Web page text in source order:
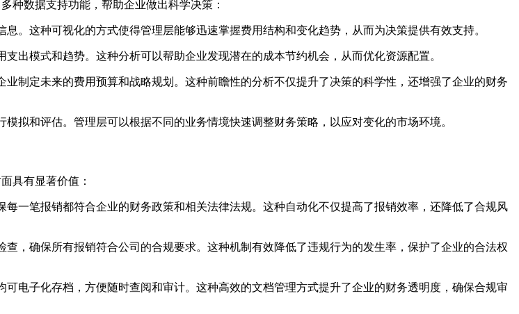
种数据支持功能，帮助企业做出科学决策：
。这种可视化的方式使得管理层能够迅速掌握费用结构和变化趋势，从而为决策提供有效支持。
出模式和趋势。这种分析可以帮助企业发现潜在的成本节约机会，从而优化资源配置。
制定未来的费用预算和战略规划。这种前瞻性的分析不仅提升了决策的科学性，还增强了企业的财务
拟和评估。管理层可以根据不同的业务情境快速调整财务策略，以应对变化的市场环境。
具有显著价值：
每一笔报销都符合企业的财务政策和相关法律法规。这种自动化不仅提高了报销效率，还降低了合规风
，确保所有报销符合公司的合规要求。这种机制有效降低了违规行为的发生率，保护了企业的合法权
电子化存档，方便随时查阅和审计。这种高效的文档管理方式提升了企业的财务透明度，确保合规审